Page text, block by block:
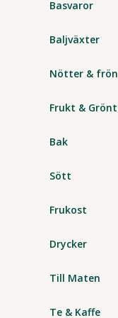
Basvaror
Baljväxter
Nötter & frön
Frukt & Grönt
Bak
Sött
Frukost
Drycker
Till Maten
Te & Kaffe